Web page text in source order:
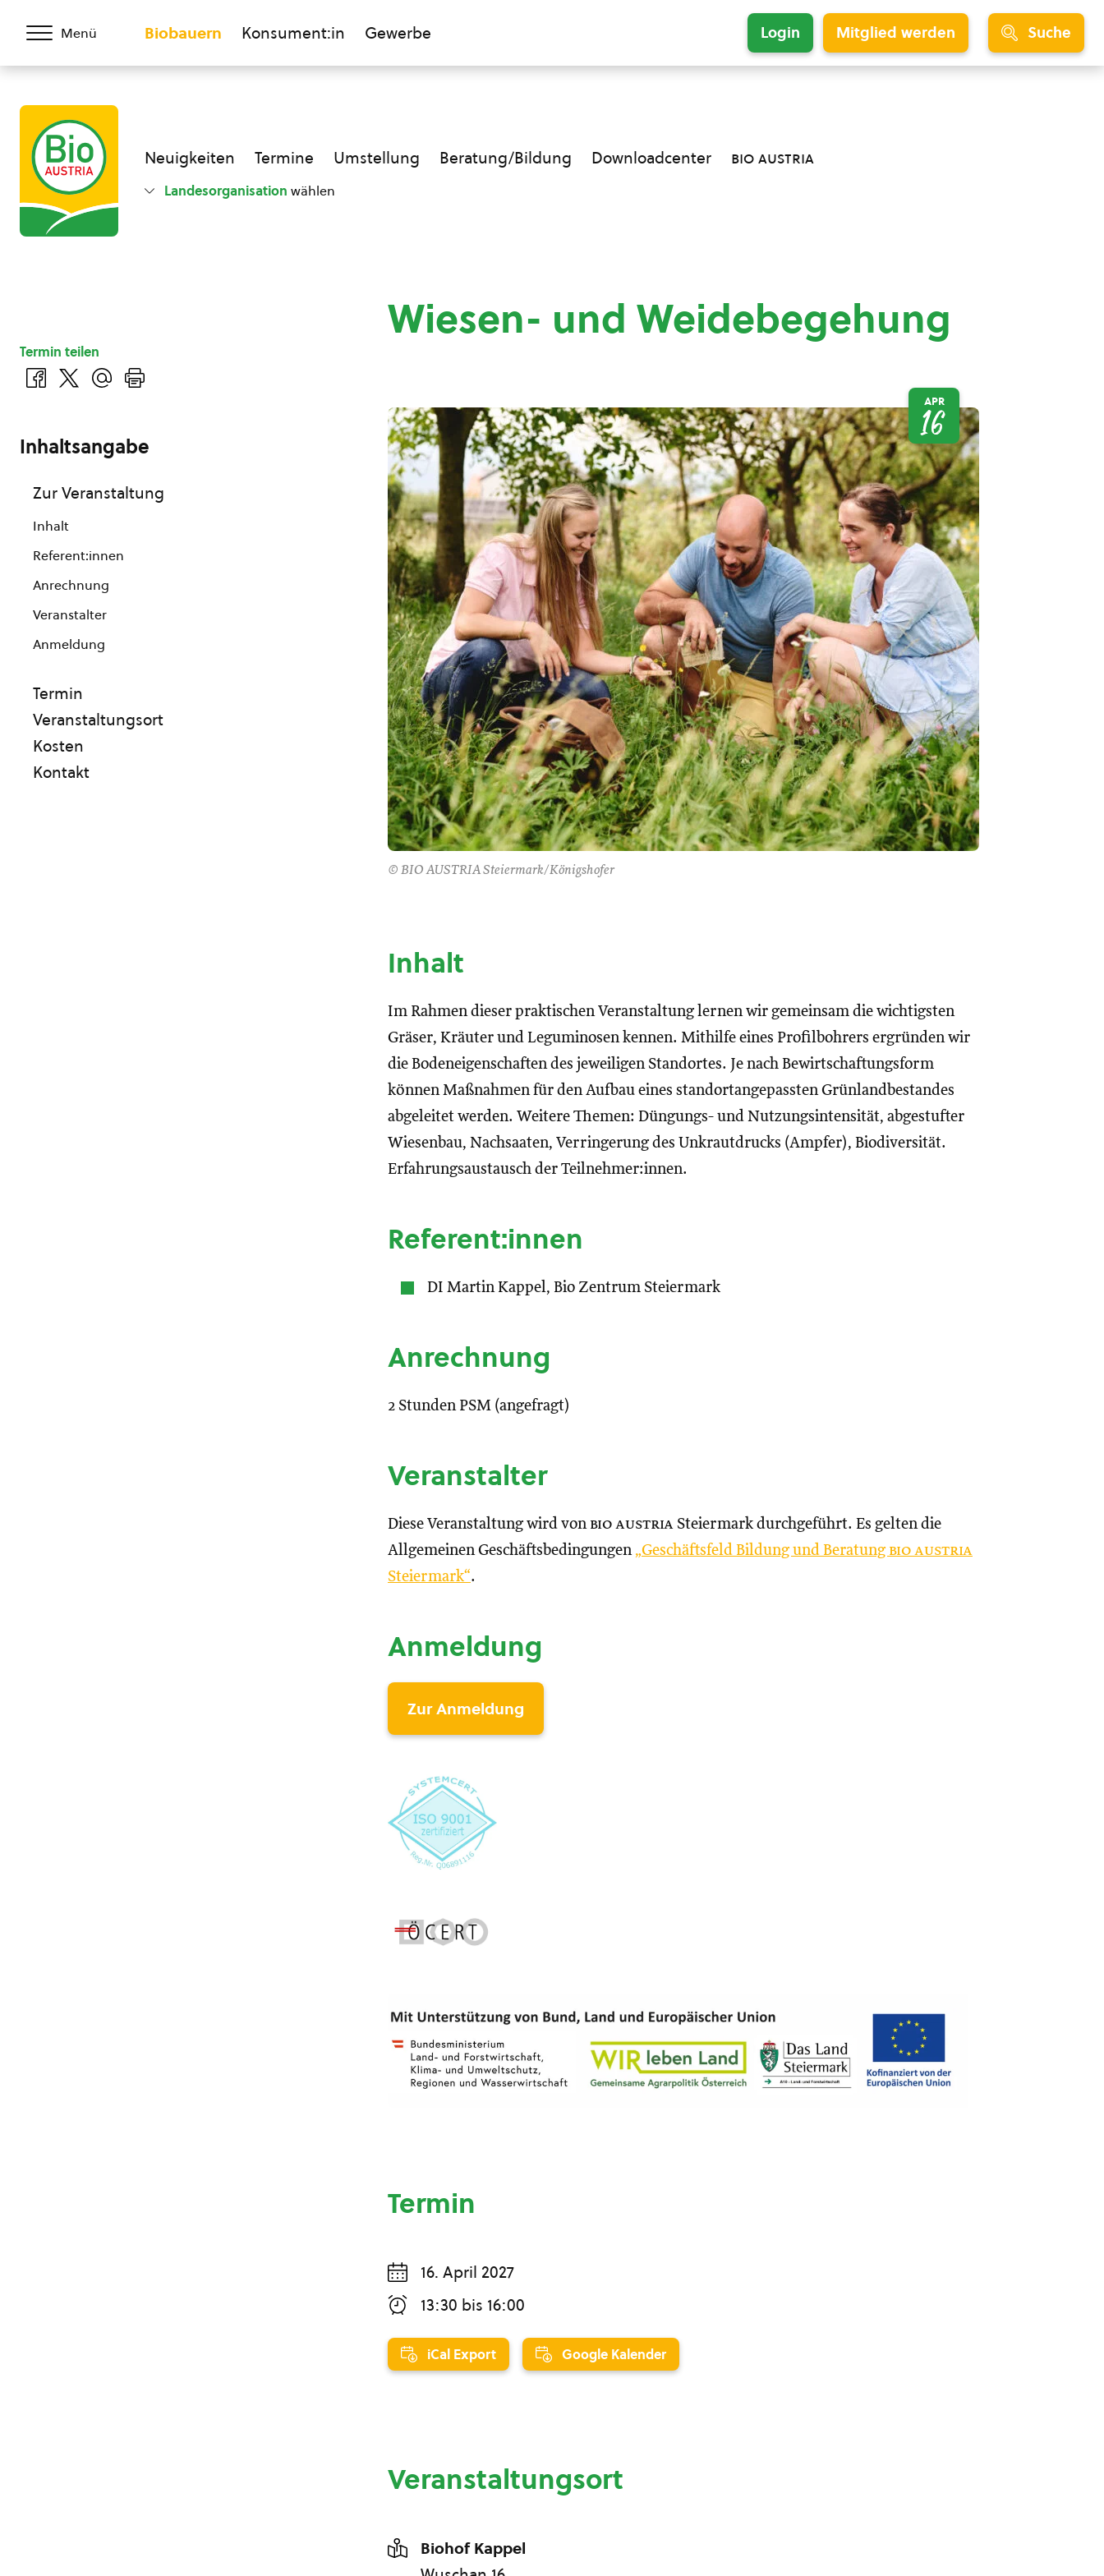
Menü Biobauern Konsument:in Gewerbe Login Mitglied werden Suche
Neuigkeiten Termine Umstellung Beratung/Bildung Downloadcenter bio austria
Landesorganisation wählen
Wiesen- und Weidebegehung
© BIO AUSTRIA Steiermark/Königshofer
APR
16
Inhalt
Im Rahmen dieser praktischen Veranstaltung lernen wir gemeinsam die wichtigsten
Gräser, Kräuter und Leguminosen kennen. Mithilfe eines Profilbohrers ergründen wir
die Bodeneigenschaften des jeweiligen Standortes. Je nach Bewirtschaftungsform
können Maßnahmen für den Aufbau eines standortangepassten Grünlandbestandes
abgeleitet werden. Weitere Themen: Düngungs- und Nutzungsintensität, abgestufter
Wiesenbau, Nachsaaten, Verringerung des Unkrautdrucks (Ampfer), Biodiversität.
Erfahrungsaustausch der Teilnehmer:innen.
Referent:innen
DI Martin Kappel, Bio Zentrum Steiermark
Anrechnung
2 Stunden PSM (angefragt)
Veranstalter
Diese Veranstaltung wird von bio austria Steiermark durchgeführt. Es gelten die
Allgemeinen Geschäftsbedingungen „Geschäftsfeld Bildung und Beratung bio austria
Steiermark“.
Anmeldung
Zur Anmeldung
Termin
16. April 2027
13:30 bis 16:00
iCal Export Google Kalender
Veranstaltungsort
Biohof Kappel
Termin teilen
Inhaltsangabe
Zur Veranstaltung
Inhalt
Referent:innen
Anrechnung
Veranstalter
Anmeldung
Termin
Veranstaltungsort
Kosten
Kontakt